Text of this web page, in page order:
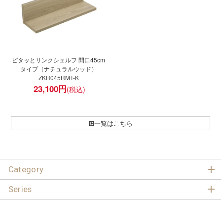
ピタッとリンクシェルフ 間口45cm
タイプ（ナチュラルウッド）
ZKR045RMT-K
23,100円
一覧はこちら
Category
Series